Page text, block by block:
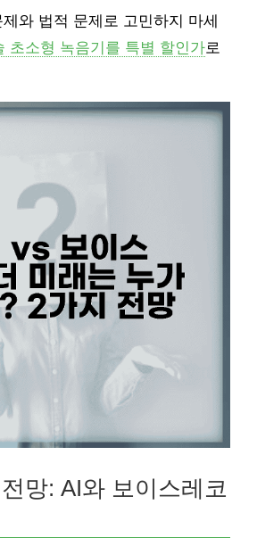
와 법적 문제로 고민하지 마세
초소형 녹음기를 특별 할인가로
망: AI와 보이스레코